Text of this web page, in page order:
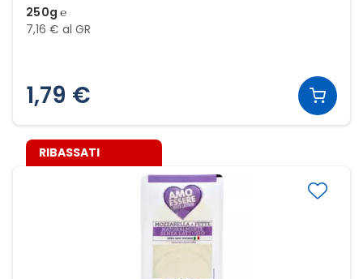
250g ℮
7,16 € al GR
1,79 €
RIBASSATI